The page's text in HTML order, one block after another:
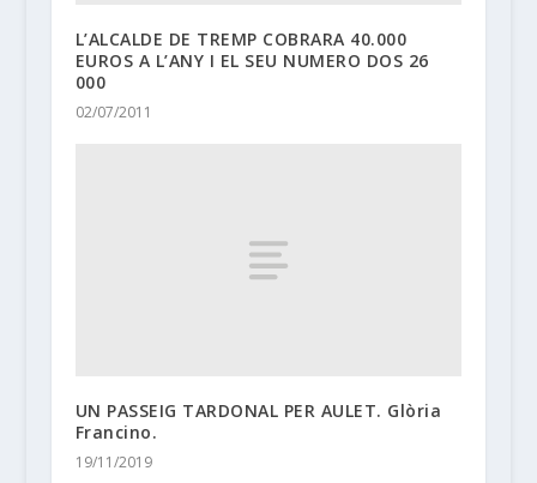
L’ALCALDE DE TREMP COBRARA 40.000
EUROS A L’ANY I EL SEU NUMERO DOS 26
000
02/07/2011
UN PASSEIG TARDONAL PER AULET. Glòria
Francino.
19/11/2019